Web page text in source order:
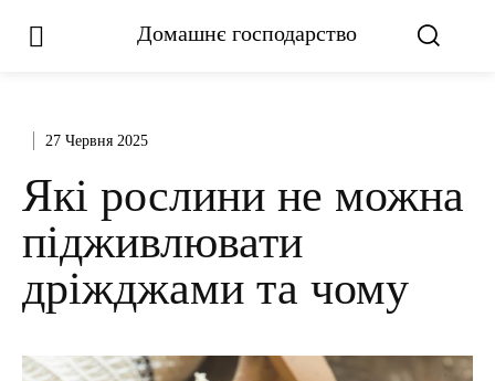
Домашнє господарство
27 Червня 2025
Які рослини не можна
підживлювати
дріжджами та чому